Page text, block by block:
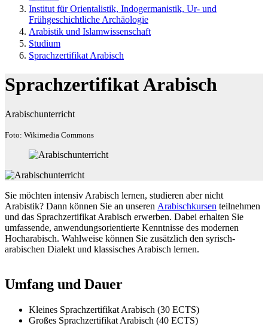
Institut für Orientalistik, Indogermanistik, Ur- und
Frühgeschichtliche Archäologie
Arabistik und Islamwissenschaft
Studium
Sprachzertifikat Arabisch
Sprachzertifikat Arabisch
Arabischunterricht
Foto: Wikimedia Commons
Sie möchten intensiv Arabisch lernen, studieren aber nicht
Arabistik? Dann können Sie an unseren Arabischkursen teilnehmen
und das Sprachzertifikat Arabisch erwerben. Dabei erhalten Sie
umfassende, anwendungsorientierte Kenntnisse des modernen
Hocharabisch. Wahlweise können Sie zusätzlich den syrisch-
arabischen Dialekt und klassisches Arabisch lernen.
Umfang und Dauer
Kleines Sprachzertifikat Arabisch (30 ECTS)
Großes Sprachzertifikat Arabisch (40 ECTS)